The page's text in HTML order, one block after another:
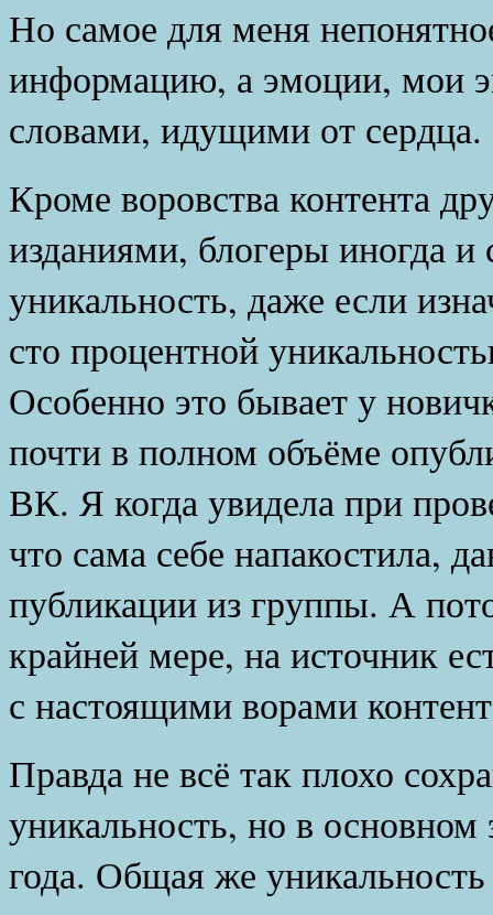
Но самое для меня
информацию, а эмоции, мои
словами, идущими от
Кроме воровства контента
изданиями, блогеры иногда и
уникальность, даже если
сто процентной
Особенно это бывает у
почти в полном объёме
ВК. Я когда увидела при
что сама себе напакостила,
публикации из группы. А
крайней мере, на источник
с настоящими ворами
Правда не всё так плохо
уникальность, но в основном
года. Общая же